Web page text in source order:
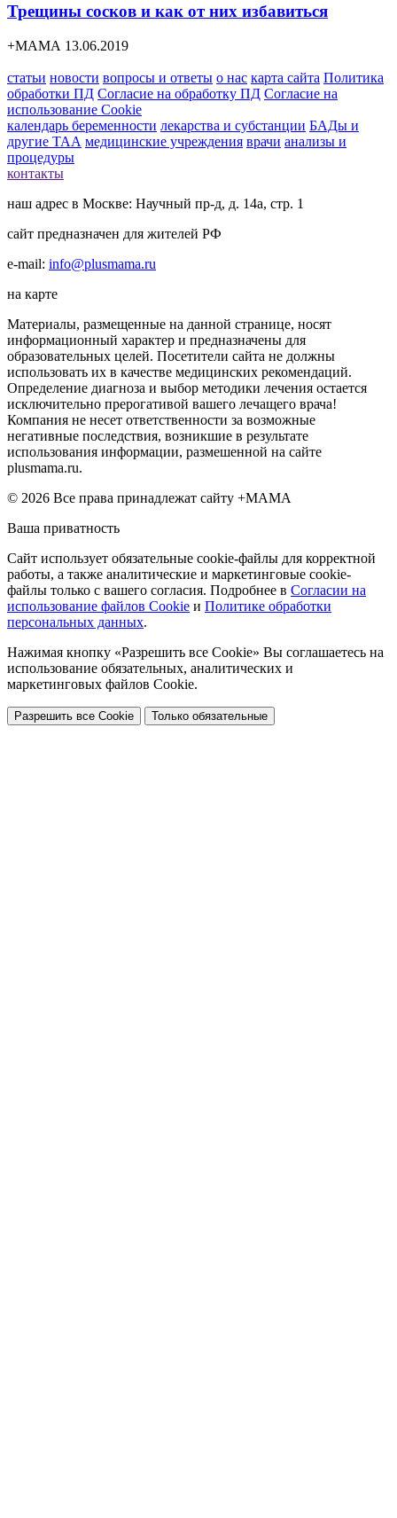
Трещины сосков и как от них избавиться
+МАМА 13.06.2019
статьи новости вопросы и ответы о нас карта сайта Политика
обработки ПД Согласие на обработку ПД Согласие на
использование Cookie
календарь беременности лекарства и субстанции БАДы и
другие ТАА медицинские учреждения врачи анализы и
процедуры
контакты
наш адрес в Москве: Научный пр-д, д. 14а, стр. 1
сайт предназначен для жителей РФ
e-mail: info@plusmama.ru
на карте
Материалы, размещенные на данной странице, носят
информационный характер и предназначены для
образовательных целей. Посетители сайта не должны
использовать их в качестве медицинских рекомендаций.
Определение диагноза и выбор методики лечения остается
исключительно прерогативой вашего лечащего врача!
Компания не несет ответственности за возможные
негативные последствия, возникшие в результате
использования информации, размешенной на сайте
plusmama.ru.
© 2026 Все права принадлежат сайту +МАМА
Ваша приватность
Сайт использует обязательные cookie-файлы для корректной
работы, а также аналитические и маркетинговые cookie-
файлы только с вашего согласия. Подробнее в Согласии на
использование файлов Cookie и Политике обработки
персональных данных.
Нажимая кнопку «Разрешить все Cookie» Вы соглашаетесь на
использование обязательных, аналитических и
маркетинговых файлов Cookie.
Разрешить все Cookie Только обязательные